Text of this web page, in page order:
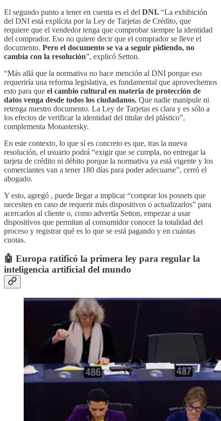
El segundo punto a tener en cuenta es el del DNI. “La exhibición
del DNI está explícita por la Ley de Tarjetas de Crédito, que
requiere que el vendedor tenga que comprobar siempre la identidad
del comprador. Eso no quiere decir que el comprador se lleve el
documento. Pero el documento se va a seguir pidiendo, no
cambia con la resolución”, explicó Setton.
“Más allá que la normativa no hace mención al DNI porque eso
requeriría una reforma legislativa, es fundamental que aprovechemos
esto para que el cambio cultural en materia de protección de
datos venga desde todos los ciudadanos. Que nadie manipule ni
retenga nuestro documento. La Ley de Tarjetas es clara y es sólo a
los efectos de verificar la identidad del titular del plástico”,
complementa Monastersky.
En este contexto, lo que sí es concreto es que, tras la nueva
resolución, el usuario podrá “exigir que se cumpla, no entregar la
tarjeta de crédito ni débito porque la normativa ya está vigente y los
comerciantes van a tener 180 días para poder adecuarse”, cerró el
abogado.
Y esto, agregó , puede llegar a implicar “comprar los posnets que
necesiten en caso de requerir más dispositivos o actualizarlos” para
acercarlos al cliente o, como advertía Setton, empezar a usar
dispositivos que permitan al consumidor conocer la totalidad del
proceso y registrar qué es lo que se está pagando y en cuántas
cuotas.
🤖 Europa ratificó la primera ley para regular la
inteligencia artificial del mundo